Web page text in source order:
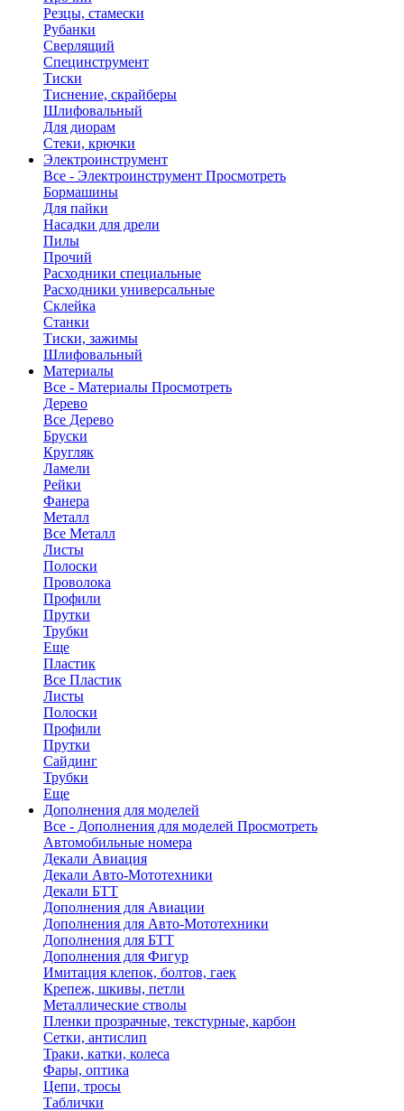
Резцы, стамески
Рубанки
Сверлящий
Специнструмент
Тиски
Тиснение, скрайберы
Шлифовальный
Для диорам
Стеки, крючки
Электроинструмент
Все - Электроинструмент Просмотреть
Бормашины
Для пайки
Насадки для дрели
Пилы
Прочий
Расходники специальные
Расходники универсальные
Склейка
Станки
Тиски, зажимы
Шлифовальный
Материалы
Все - Материалы Просмотреть
Дерево
Все Дерево
Бруски
Кругляк
Ламели
Рейки
Фанера
Металл
Все Металл
Листы
Полоски
Проволока
Профили
Прутки
Трубки
Еще
Пластик
Все Пластик
Листы
Полоски
Профили
Прутки
Сайдинг
Трубки
Еще
Дополнения для моделей
Все - Дополнения для моделей Просмотреть
Автомобильные номера
Декали Авиация
Декали Авто-Мототехники
Декали БТТ
Дополнения для Авиации
Дополнения для Авто-Мототехники
Дополнения для БТТ
Дополнения для Фигур
Имитация клепок, болтов, гаек
Крепеж, шкивы, петли
Металлические стволы
Пленки прозрачные, текстурные, карбон
Сетки, антислип
Траки, катки, колеса
Фары, оптика
Цепи, тросы
Таблички